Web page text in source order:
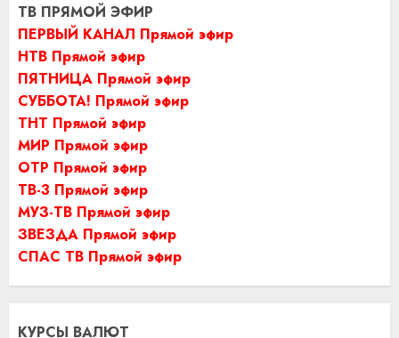
ТВ ПРЯМОЙ ЭФИР
ПЕРВЫЙ КАНАЛ Прямой эфир
НТВ Прямой эфир
ПЯТНИЦА Прямой эфир
СУББОТА! Прямой эфир
ТНТ Прямой эфир
МИР Прямой эфир
ОТР Прямой эфир
ТВ-3 Прямой эфир
МУЗ-ТВ Прямой эфир
ЗВЕЗДА Прямой эфир
СПАС ТВ Прямой эфир
КУРСЫ ВАЛЮТ